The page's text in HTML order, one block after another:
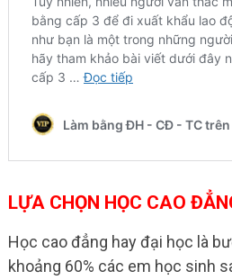
LỰA CHỌN HỌC CAO
Học cao đẳng hay đại học là
khoảng 60% các em học sinh